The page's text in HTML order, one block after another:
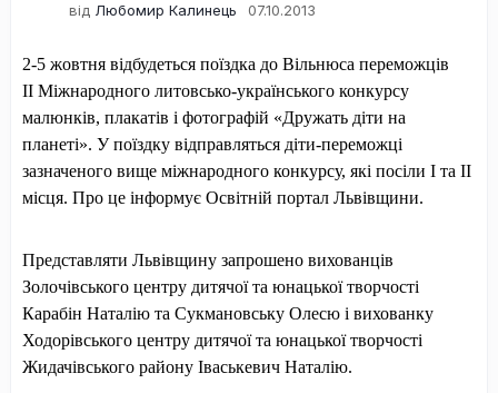
від Любомир Калинець 07.10.2013
2-5 жовтня відбудеться поїздка до Вільнюса переможців
ІІ Міжнародного литовсько-українського конкурсу
малюнків, плакатів і фотографій «Дружать діти на
планеті». У поїздку відправляться діти-переможці
зазначеного вище міжнародного конкурсу, які посіли І та ІІ
місця. Про це інформує Освітній портал Львівщини.
Представляти Львівщину запрошено вихованців
Золочівського центру дитячої та юнацької творчості
Карабін Наталію та Сукмановську Олесю і вихованку
Ходорівського центру дитячої та юнацької творчості
Жидачівського району Іваськевич Наталію.